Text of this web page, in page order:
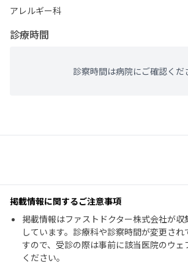
アレルギー科
診療時間
診察時間は病院にご確認くだ
掲載情報に関するご注意事項
掲載情報はファストドクター株式会社が
しています。診療科や診察時間が変更さ
すので、受診の際は事前に該当医院のウ
ください。